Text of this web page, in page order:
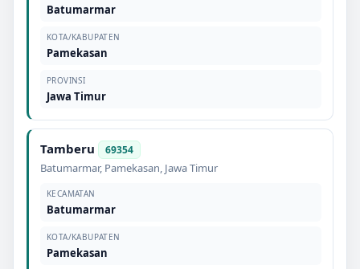
Batumarmar
KOTA/KABUPATEN
Pamekasan
PROVINSI
Jawa Timur
Tamberu 69354
Batumarmar, Pamekasan, Jawa Timur
KECAMATAN
Batumarmar
KOTA/KABUPATEN
Pamekasan